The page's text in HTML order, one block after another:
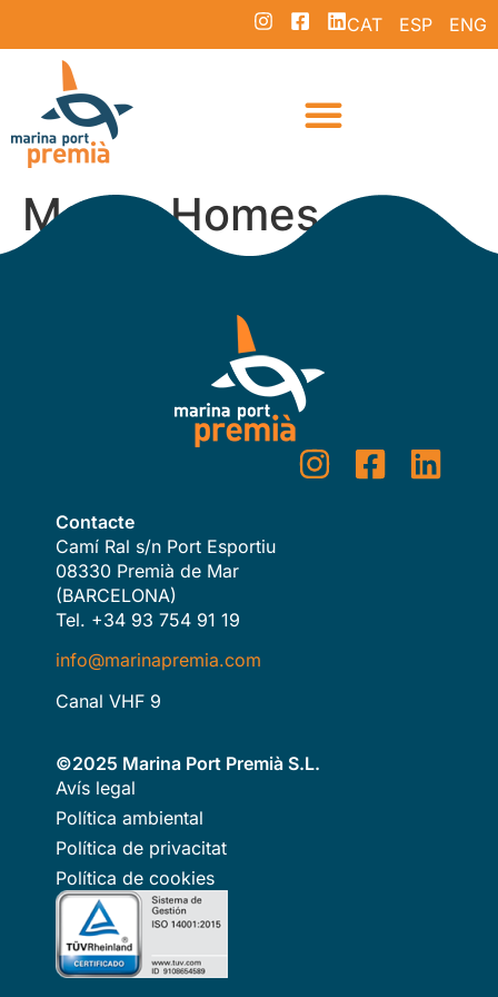
CAT ESP ENG
Maher Homes
Contacte
Camí Ral s/n Port Esportiu
08330 Premià de Mar
(BARCELONA)
Tel. +34 93 754 91 19
info@marinapremia.com
Canal VHF 9
©2025 Marina Port Premià S.L.
Avís legal
Política ambiental
Política de privacitat
Política de cookies